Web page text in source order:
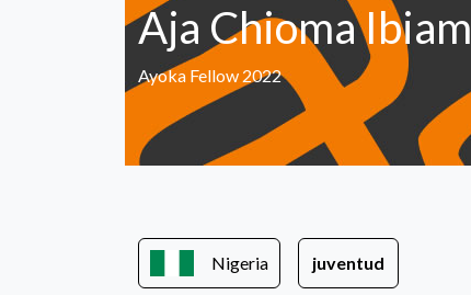
Aja Chioma Ibiam
Ayoka Fellow 2022
Nigeria juventud